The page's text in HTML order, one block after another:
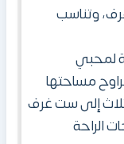
وتناسب
لمحبي
مساحتها
إلى ست غرف
الراحة